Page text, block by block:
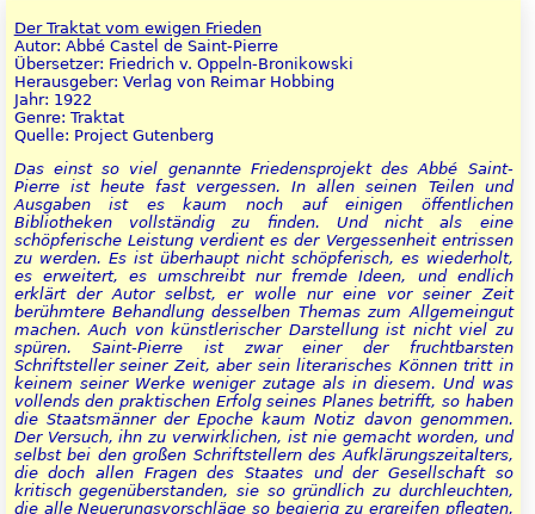
Der Traktat vom ewigen Frieden
Autor: Abbé Castel de Saint-Pierre
Übersetzer: Friedrich v. Oppeln-Bronikowski
Herausgeber: Verlag von Reimar Hobbing
Jahr: 1922
Genre: Traktat
Quelle: Project Gutenberg
Das einst so viel genannte Friedensprojekt des Abbé Saint-
Pierre ist heute fast vergessen. In allen seinen Teilen und
Ausgaben ist es kaum noch auf einigen öffentlichen
Bibliotheken vollständig zu finden. Und nicht als eine
schöpferische Leistung verdient es der Vergessenheit entrissen
zu werden. Es ist überhaupt nicht schöpferisch, es wiederholt,
es erweitert, es umschreibt nur fremde Ideen, und endlich
erklärt der Autor selbst, er wolle nur eine vor seiner Zeit
berühmtere Behandlung desselben Themas zum Allgemeingut
machen. Auch von künstlerischer Darstellung ist nicht viel zu
spüren. Saint-Pierre ist zwar einer der fruchtbarsten
Schriftsteller seiner Zeit, aber sein literarisches Können tritt in
keinem seiner Werke weniger zutage als in diesem. Und was
vollends den praktischen Erfolg seines Planes betrifft, so haben
die Staatsmänner der Epoche kaum Notiz davon genommen.
Der Versuch, ihn zu verwirklichen, ist nie gemacht worden, und
selbst bei den großen Schriftstellern des Aufklärungszeitalters,
die doch allen Fragen des Staates und der Gesellschaft so
kritisch gegenüberstanden, sie so gründlich zu durchleuchten,
die alle Neuerungsvorschläge so begierig zu ergreifen pflegten,